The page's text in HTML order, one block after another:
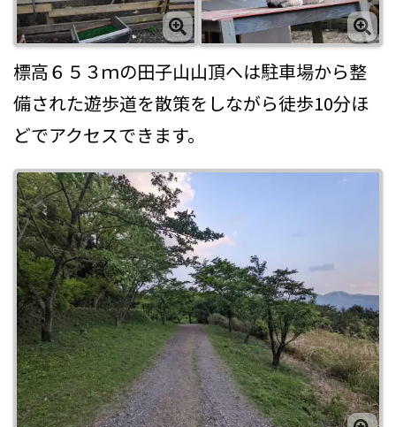
標高６５３ｍの田子山山頂へは駐車場から整
備された遊歩道を散策をしながら徒歩10分ほ
どでアクセスできます。